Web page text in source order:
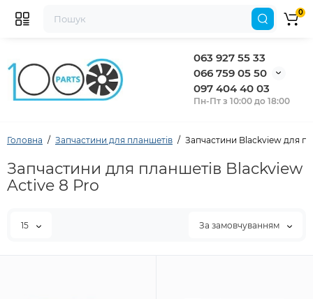
063 927 55 33
066 759 05 50
097 404 40 03
Пн-Пт з 10:00 до 18:00
0
Головна Запчастини для планшетів Запчастини Blackview для
Запчастини для планшетів Blackview
Active 8 Pro
15 За замовчуванням